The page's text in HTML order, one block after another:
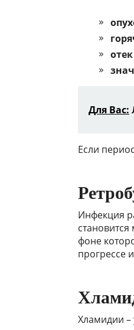
Для Вас:
Если
Инфекция
фоне
прогрессе
Хламидии –